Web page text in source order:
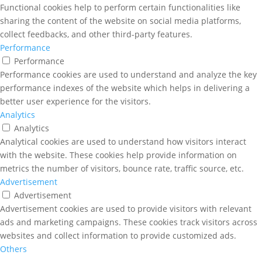
Functional cookies help to perform certain functionalities like
sharing the content of the website on social media platforms,
collect feedbacks, and other third-party features.
Performance
Performance
Performance cookies are used to understand and analyze the key
performance indexes of the website which helps in delivering a
better user experience for the visitors.
Analytics
Analytics
Analytical cookies are used to understand how visitors interact
with the website. These cookies help provide information on
metrics the number of visitors, bounce rate, traffic source, etc.
Advertisement
Advertisement
Advertisement cookies are used to provide visitors with relevant
ads and marketing campaigns. These cookies track visitors across
websites and collect information to provide customized ads.
Others